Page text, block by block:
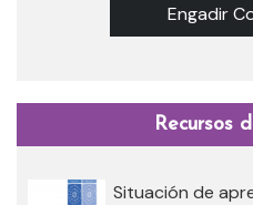
Engadir
Recursos
Situación de